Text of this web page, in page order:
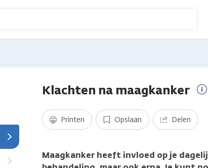
Klachten na maagkanker
Printen Opslaan Delen
Maagkanker heeft invloed op je